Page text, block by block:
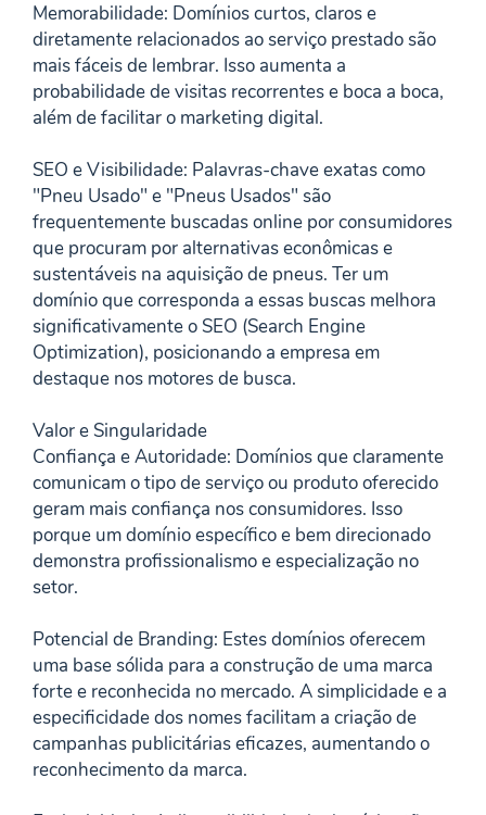
Memorabilidade: Domínios curtos, claros e
diretamente relacionados ao serviço prestado são
mais fáceis de lembrar. Isso aumenta a
probabilidade de visitas recorrentes e boca a boca,
além de facilitar o marketing digital.
SEO e Visibilidade: Palavras-chave exatas como
"Pneu Usado" e "Pneus Usados" são
frequentemente buscadas online por consumidores
que procuram por alternativas econômicas e
sustentáveis na aquisição de pneus. Ter um
domínio que corresponda a essas buscas melhora
significativamente o SEO (Search Engine
Optimization), posicionando a empresa em
destaque nos motores de busca.
Valor e Singularidade
Confiança e Autoridade: Domínios que claramente
comunicam o tipo de serviço ou produto oferecido
geram mais confiança nos consumidores. Isso
porque um domínio específico e bem direcionado
demonstra profissionalismo e especialização no
setor.
Potencial de Branding: Estes domínios oferecem
uma base sólida para a construção de uma marca
forte e reconhecida no mercado. A simplicidade e a
especificidade dos nomes facilitam a criação de
campanhas publicitárias eficazes, aumentando o
reconhecimento da marca.